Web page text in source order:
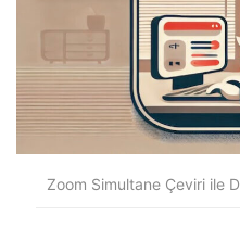
Zoom Simultane Çeviri ile